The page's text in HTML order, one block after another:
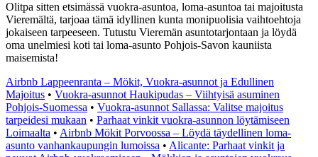
Olitpa sitten etsimässä vuokra-asuntoa, loma-asuntoa tai majoitusta
Vieremältä, tarjoaa tämä idyllinen kunta monipuolisia vaihtoehtoja
jokaiseen tarpeeseen. Tutustu Vieremän asuntotarjontaan ja löydä
oma unelmiesi koti tai loma-asunto Pohjois-Savon kauniista
maisemista!
Airbnb Lappeenranta – Mökit, Vuokra-asunnot ja Edullinen
Majoitus • Vuokra-asunnot Haukipudas – Viihtyisä asuminen
Pohjois-Suomessa • Vuokra-asunnot Sallassa: Valitse majoitus
tarpeidesi mukaan • Parhaat vinkit vuokra-asunnon löytämiseen
Loimaalta • Airbnb Mökit Porvoossa – Löydä täydellinen loma-
asunto vanhankaupungin lumoissa • Alicante: Parhaat vinkit ja